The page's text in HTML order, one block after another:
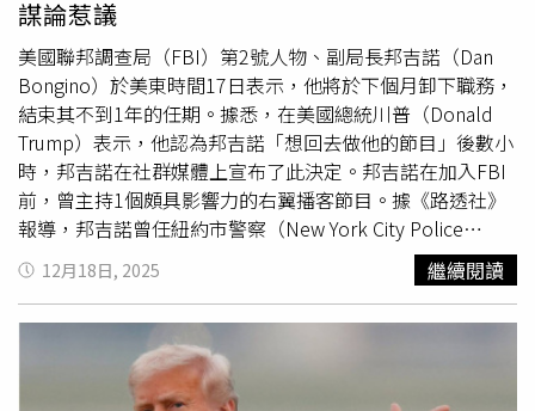
的發言人則表示，這些信函的披露「是1項毀滅性的讓步，
證明川普總統整個主張的正確性。」該發言人進一步指出，
銀行「已承認非法且故意地對川普總統、他的家人及企業實
施去銀行化（de-banking），造成壓倒性的財務損害。」這
些涉及帳戶關閉通知的信件於20日作為動議的一部分提交。
摩根大通正在尋求將川普於邁阿密聯邦法院（Miami federal
court）提起的訴訟移轉至紐約審理。銀行在其動議中表
示：「本爭議與紐約之間壓倒性的關聯性，進一步強化了這
一結果的正當性。」
謀論惹議
美國聯邦調查局（FBI）第2號人物、副局長邦吉諾（Dan
Bongino）於美東時間17日表示，他將於下個月卸下職務，
結束其不到1年的任期。據悉，在美國總統川普（Donald
Trump）表示，他認為邦吉諾「想回去做他的節目」後數小
時，邦吉諾在社群媒體上宣布了此決定。邦吉諾在加入FBI
前，曾主持1個頗具影響力的右翼播客節目。據《路透社》
報導，邦吉諾曾任紐約市警察（New York City Police
Department）警官、特勤局（Secret Service）成員，之後
成為右翼播客主持人。儘管如此，他出任聯邦調查局第2把
交椅，仍被外界視為不尋常的人事安排。歷來，該職位通常
由在體系內逐級晉升的資深探員出任。儘管聯邦調查局局長
帕特爾（Kash Patel）先前曾保證，將任命1名職業探員擔
任副局長，但邦吉諾仍在FBI探員協會（FBI Agents
12月18日, 2025 繼續閱讀